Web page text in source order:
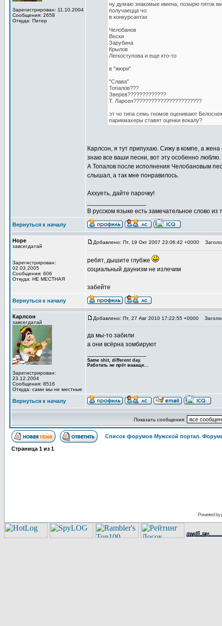
Зарегистрирован: 11.10.2004
Сообщения: 2658
Откуда: Питер
ну думаю знакомые имена, позырю пяток
получаецца чо:
в конкурсантах
Челобанов
Вески
Зарубина
Крылов
Легкоступова и еще кто-то
в "жюри"
"Слава"
Топалов???
Зверев?????????????
Т. Ларсен???????????????????????
эт чо типа семь гномов оценивают
парикмахеры ставят оценки вокалу?
Карлсон, я тут припухаю. Сижу в компе, а жена
знаю все ваши песни, вот эту особенно
А Топалов после исполнения Челобановым
слышал, а так мне понравилось.
Аххуеть, дайте парочку!
В русском языке есть замечательное слово
Вернуться к началу
Hope
завсегдатай
Зарегистрирован:
02.03.2005
Сообщения: 606
Откуда: НЕ МЕСТНАЯ
Добавлено: Пт, 19 Окт 2007 23:06:42 +0000
ребят, дышите глубже
социальный даунизм не излечим
забейте
Вернуться к началу
Карлсон
завсегдатай
Зарегистрирован:
23.12.2004
Сообщения: 8516
Откуда: сами мы не местные
Добавлено: Пт, 27 Авг 2010 17:22:55 +0000
да мы-то забили
а они всёрна зомбируют
Same shit, different day.
Работать не прёт ваааще...
Вернуться к началу
Показать сообщения:
Список форумов Мужской портал.
Страница 1 из 1
Powered by